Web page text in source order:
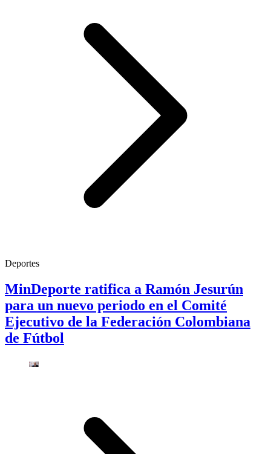
Deportes
MinDeporte ratifica a Ramón Jesurún
para un nuevo periodo en el Comité
Ejecutivo de la Federación Colombiana
de Fútbol